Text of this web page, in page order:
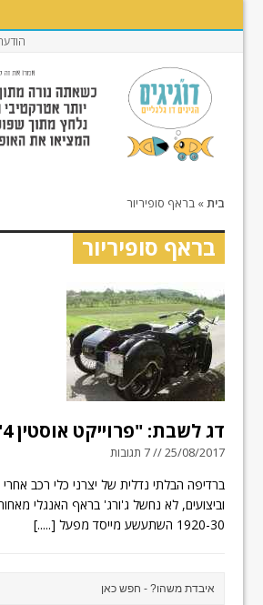
בית» בראף סופיריור
בראף סופיריור
דג לשבת: "פרוייקט אוסטין 4"
25/08/2017 // 7 תגובות
ברדיפה הבלתי נדלית של יצרני כלי רכב
וביצועים, לא נחשל ג'ורג' בראף האנגלי
1920-30 השתעשע מייסד מפעל
[.....]